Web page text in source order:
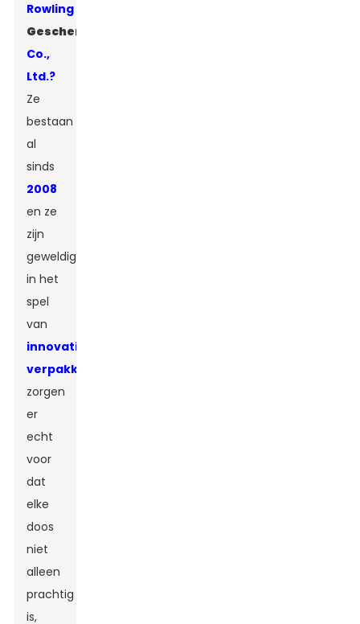
Rowling
Geschenkdoos
Co.,
Ltd.?
Ze
bestaan
​​al
sinds
2008
en ze
zijn
geweldig
in het
spel
van
innovatieve
verpakkingsoplossingen
zorgen
er
echt
voor
dat
elke
doos
niet
alleen
prachtig
is,